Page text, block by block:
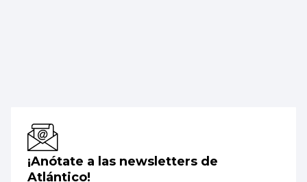
¡Anótate a las newsletters de
Atlántico!